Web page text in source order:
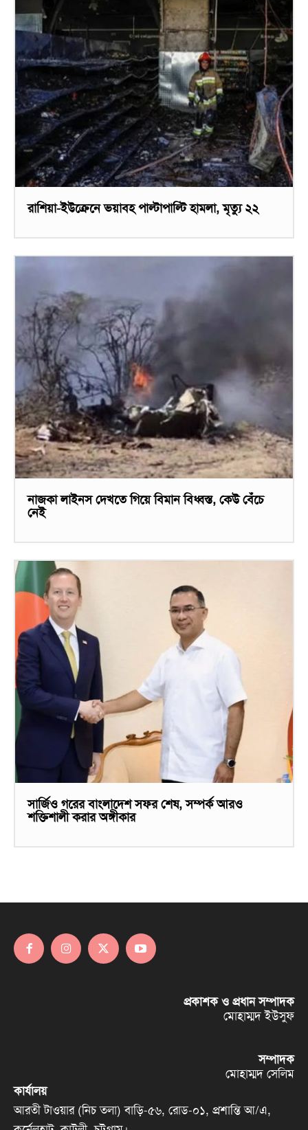
রাশিয়া-ইউক্রেনে ভয়াবহ পাল্টাপাল্টি হামলা, মৃত্যু ২২
নাজকা লাইনস দেখতে গিয়ে বিমান বিধ্বস্ত, কেউ বেঁচে
নেই
সার্জিও গরের বাংলাদেশ সফর শেষ, সম্পর্ক আরও
শক্তিশালী করার অঙ্গীকার
প্রকাশক ও প্রধান সম্পাদক
মোহাম্মদ ইউসুফ
সম্পাদক
মোহাম্মদ সেলিম
কার্যালয়
আরতী টাওয়ার (নিচ তলা) বাড়ি-৫৬, রোড-০১, প্রশান্তি আ/এ,